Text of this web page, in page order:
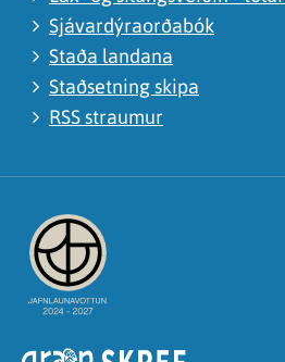
Sjávardýraorðabók
Staða landana
Staðsetning skipa
RSS straumur